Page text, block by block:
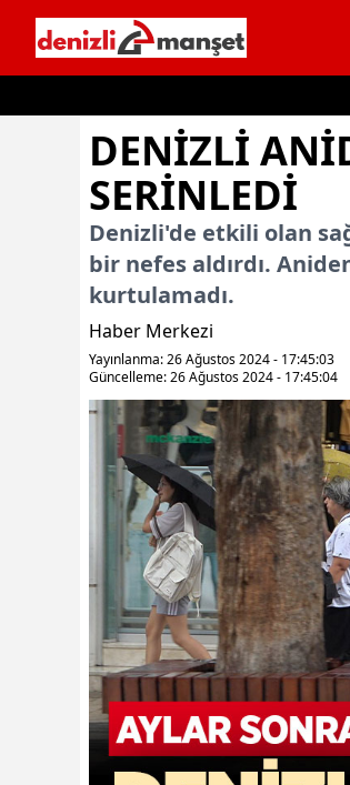
İçeriğe geç
DENIZLI
SERINLEDI
Denizli'de etkili olan
bir nefes aldırdı.
kurtulamadı.
Haber Merkezi
Yayınlanma: 26 Ağustos 2024 - 17:45:03
Güncelleme: 26 Ağustos 2024 - 17:45:04